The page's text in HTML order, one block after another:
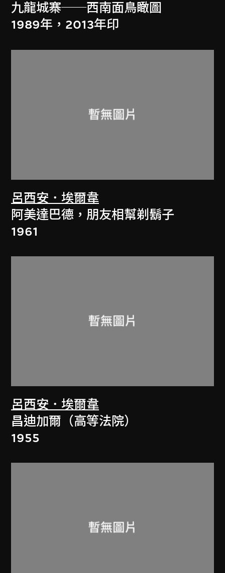
九龍城寨──西南面鳥瞰圖
1989年，2013年印
呂西安．埃爾韋
阿美達巴德，朋友相幫剃鬍子
1961
呂西安．埃爾韋
昌迪加爾（高等法院）
1955